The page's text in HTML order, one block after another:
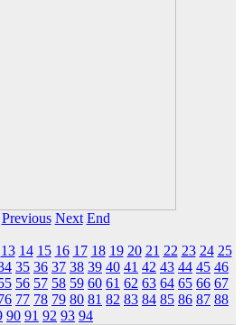
Previous Next End
13 14 15 16 17 18 19 20 21 22 23 24 25
35 36 37 38 39 40 41 42 43 44 45 46
56 57 58 59 60 61 62 63 64 65 66 67
77 78 79 80 81 82 83 84 85 86 87 88
90 91 92 93 94